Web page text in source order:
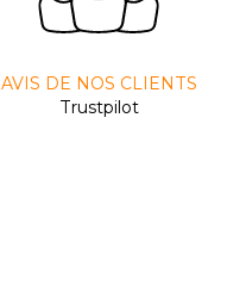
AVIS DE NOS CLIENTS
Trustpilot